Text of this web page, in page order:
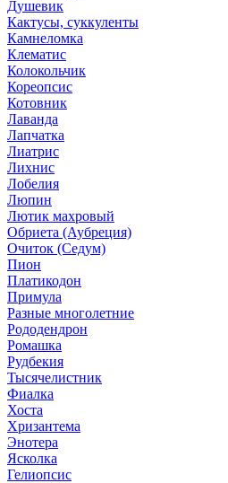
Душевик
Кактусы, суккуленты
Камнеломка
Клематис
Колокольчик
Кореопсис
Котовник
Лаванда
Лапчатка
Лиатрис
Лихнис
Лобелия
Люпин
Лютик махровый
Обриета (Аубреция)
Очиток (Седум)
Пион
Платикодон
Примула
Разные многолетние
Рододендрон
Ромашка
Рудбекия
Тысячелистник
Фиалка
Хоста
Хризантема
Энотера
Ясколка
Гелиопсис